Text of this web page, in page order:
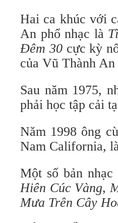
Hai ca khúc với
An phổ nhạc là
Đêm 30cực kỳ
của Vũ Thành
Sau năm 1975,
phải học tập cải
Năm 1998 ông
Nam California,
Một số bản
Hiên Cúc Vàng,
Mưa Trên Cây